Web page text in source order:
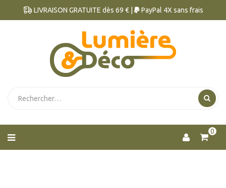
LIVRAISON GRATUITE dès 69 € | PayPal 4X sans frais
0